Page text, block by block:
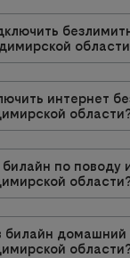
интернет
билайн по поводу
билайн домашний